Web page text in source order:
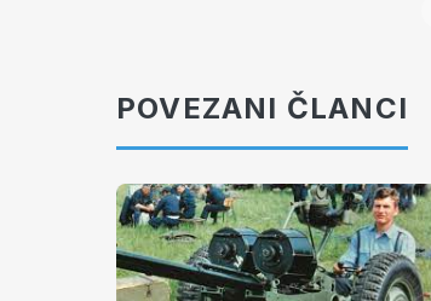
POVEZANI ČLANCI